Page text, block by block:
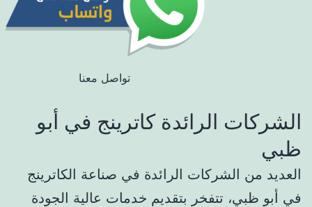
تواصل معنا
الشركات الرائدة كاترينج في أبو
ظبي
العديد من الشركات الرائدة في صناعة الكاترينج
في أبو ظبي، تتفخر بتقديم خدمات عالية الجودة